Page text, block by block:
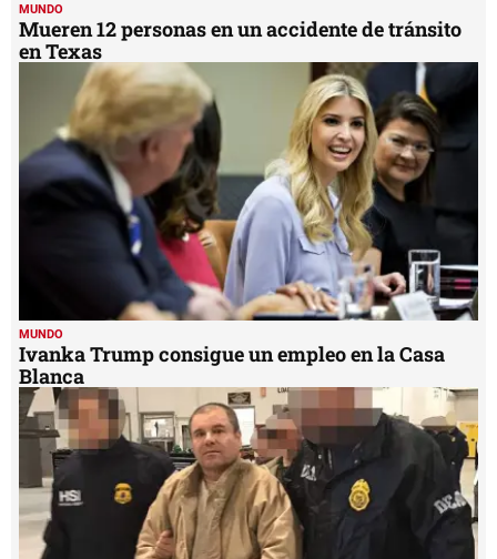
MUNDO
Mueren 12 personas en un accidente de tránsito
en Texas
MUNDO
Ivanka Trump consigue un empleo en la Casa
Blanca